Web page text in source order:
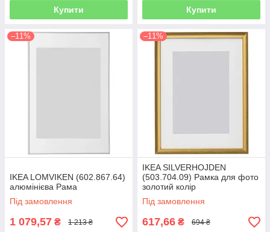
Купити Купити
–11%
IKEA LOMVIKEN (602.867.64)
алюмінієва Рама
Під замовлення
1 079,57 ₴ 1 213 ₴
–11%
IKEA SILVERHOJDEN
(503.704.09) Рамка для фото
золотий колір
Під замовлення
617,66 ₴ 694 ₴